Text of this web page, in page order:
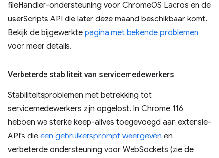
fileHandler-ondersteuning voor ChromeOS Lacros en de
userScripts API die later deze maand beschikbaar komt.
Bekijk de bijgewerkte pagina met bekende problemen
voor meer details.
Verbeterde stabiliteit van servicemedewerkers
Stabiliteitsproblemen met betrekking tot
servicemedewerkers zijn opgelost. In Chrome 116
hebben we sterke keep-alives toegevoegd aan extensie-
API's die een gebruikersprompt weergeven en
verbeterde ondersteuning voor WebSockets (zie de